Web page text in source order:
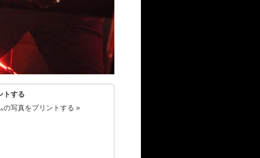
トする
の写真をプリントする »